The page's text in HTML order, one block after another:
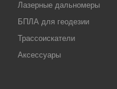
Лазерные дальномеры
БПЛА для геодезии
Трассоискатели
Аксессуары